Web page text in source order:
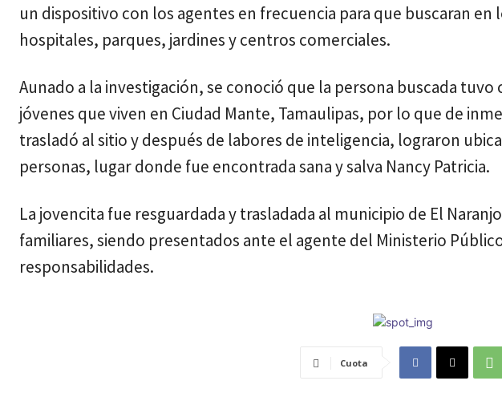
un dispositivo con los agentes en frecuencia para que buscaran en
hospitales, parques, jardines y centros comerciales.
Aunado a la investigación, se conoció que la persona buscada
jóvenes que viven en Ciudad Mante, Tamaulipas, por lo que de
trasladó al sitio y después de labores de inteligencia, lograron
personas, lugar donde fue encontrada sana y salva Nancy Patricia.
La jovencita fue resguardada y trasladada al municipio de El
familiares, siendo presentados ante el agente del Ministerio
responsabilidades.
Cuota